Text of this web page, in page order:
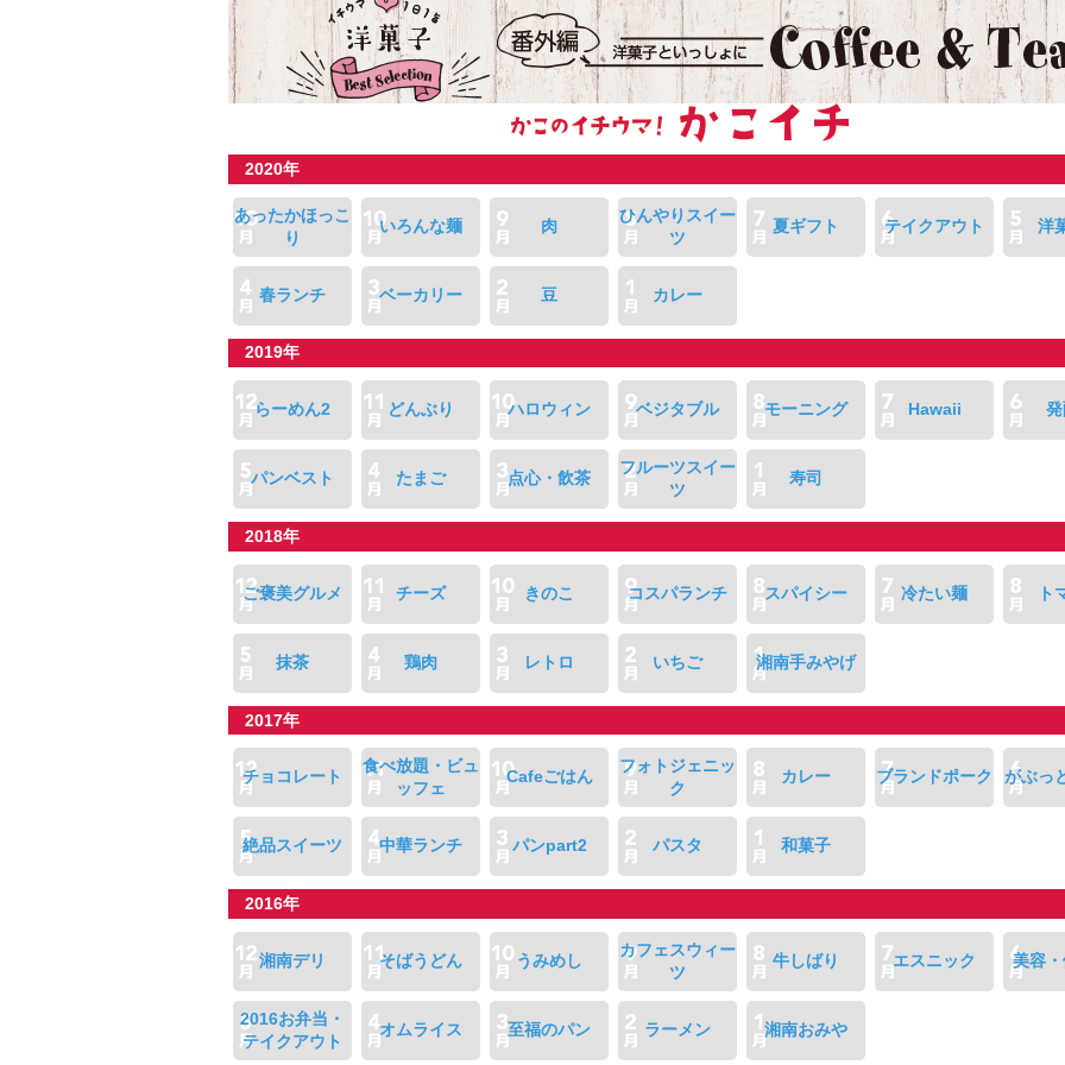
2020年
あったかほっこ
り
いろんな麺 肉
ひんやりスイー
ツ
夏ギフト テイクアウト 洋
春ランチ ベーカリー 豆 カレー
2019年
らーめん2 どんぶり ハロウィン ベジタブル モーニング Hawaii
パンベスト たまご 点心・飲茶
フルーツスイー
ツ
寿司
2018年
ご褒美グルメ チーズ きのこ コスパランチ スパイシー 冷たい麺 ト
抹茶 鶏肉 レトロ いちご 湘南手みやげ
2017年
チョコレート
食べ放題・ビュ
ッフェ
Cafeごはん
フォトジェニッ
ク
カレー ブランドポーク がぶっ
絶品スイーツ 中華ランチ パンpart2 パスタ 和菓子
2016年
湘南デリ そばうどん うみめし
カフェスウィー
ツ
牛しばり エスニック 美容
2016お弁当・
テイクアウト
オムライス 至福のパン ラーメン 湘南おみや